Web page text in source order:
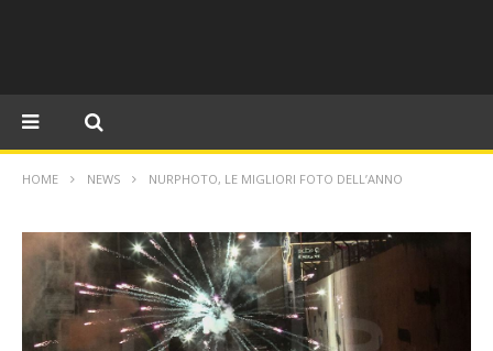
HOME NEWS NURPHOTO, LE MIGLIORI FOTO DELL’ANNO